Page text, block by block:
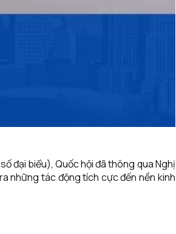
đại biểu), Quốc hội đã thông qua Nghị
những tác động tích cực đến nền kinh